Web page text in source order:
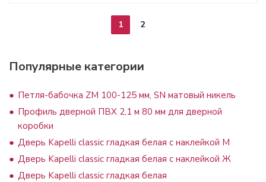
1 2
Популярные категории
Петля-бабочка ZM 100-125 мм, SN матовый никель
Профиль дверной ПВХ 2,1 м 80 мм для дверной
коробки
Дверь Kapelli classic гладкая белая с наклейкой М
Дверь Kapelli classic гладкая белая с наклейкой Ж
Дверь Kapelli classic гладкая белая